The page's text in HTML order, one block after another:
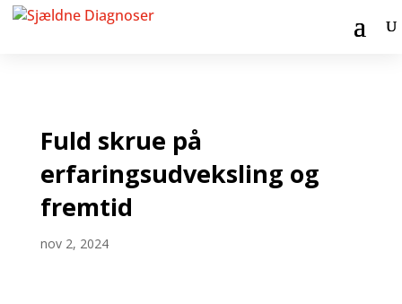
Fuld skrue på
erfaringsudveksling og
fremtid
nov 2, 2024